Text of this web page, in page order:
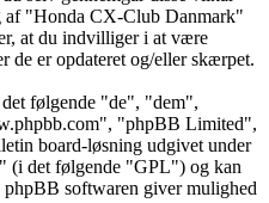
af "Honda CX-Club Danmark"
at du indvilliger i at være
de er opdateret og/eller skærpet.
følgende "de", "dem",
"phpBB Limited",
board-løsning udgivet under
" (i det følgende "GPL") og kan
phpBB softwaren giver mulighed